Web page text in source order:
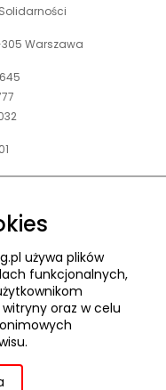
305 Warszawa
w godz. 9-15.
Edukacji
używa plików
funkcjonalnych,
oraz w celu